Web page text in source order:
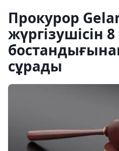
Прокурор
жүргізушісін
сұрады